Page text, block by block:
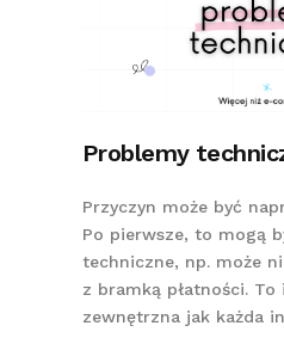
Problemy
Przyczyn może być
Po pierwsze, to mogą
techniczne, np. może
z bramką płatności. To
zewnętrzna jak każda